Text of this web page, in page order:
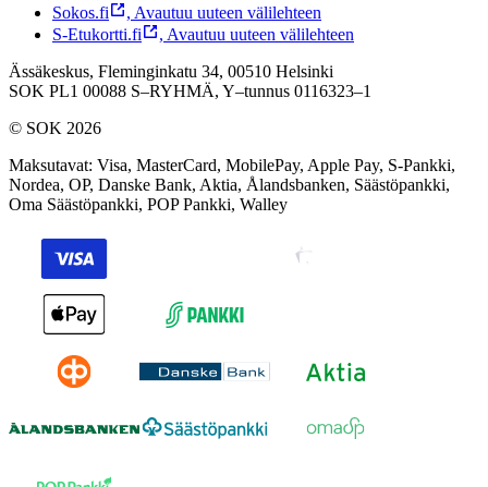
Sokos.fi
, Avautuu uuteen välilehteen
S-Etukortti.fi
, Avautuu uuteen välilehteen
Ässäkeskus, Fleminginkatu 34, 00510 Helsinki
SOK PL1 00088 S–RYHMÄ, Y–tunnus 0116323–1
© SOK 2026
Maksutavat: Visa, MasterCard, MobilePay, Apple Pay, S-Pankki,
Nordea, OP, Danske Bank, Aktia, Ålandsbanken, Säästöpankki,
Oma Säästöpankki, POP Pankki, Walley